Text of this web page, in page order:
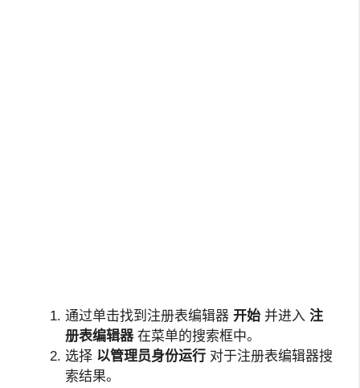
通过单击找到注册表编辑器 开始 并进入 注
册表编辑器 在菜单的搜索框中。
选择 以管理员身份运行 对于注册表编辑器搜
索结果。